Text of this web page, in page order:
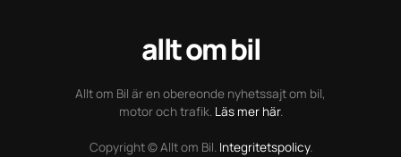
allt om bil
Allt om Bil är en obereonde nyhetssajt om bil,
motor och trafik. Läs mer här.
Copyright © Allt om Bil. Integritetspolicy.